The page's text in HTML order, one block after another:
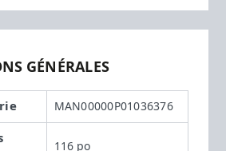
GÉNÉRALES
MAN00000P01036376
116 po